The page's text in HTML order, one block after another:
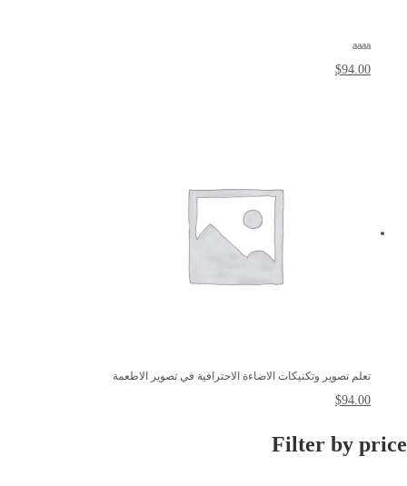
aaaa
$94.00
تعلم تصوير وتكنيكات الاضاءة الاحترافية في تصوير الاطعمة
$94.00
Filter by price